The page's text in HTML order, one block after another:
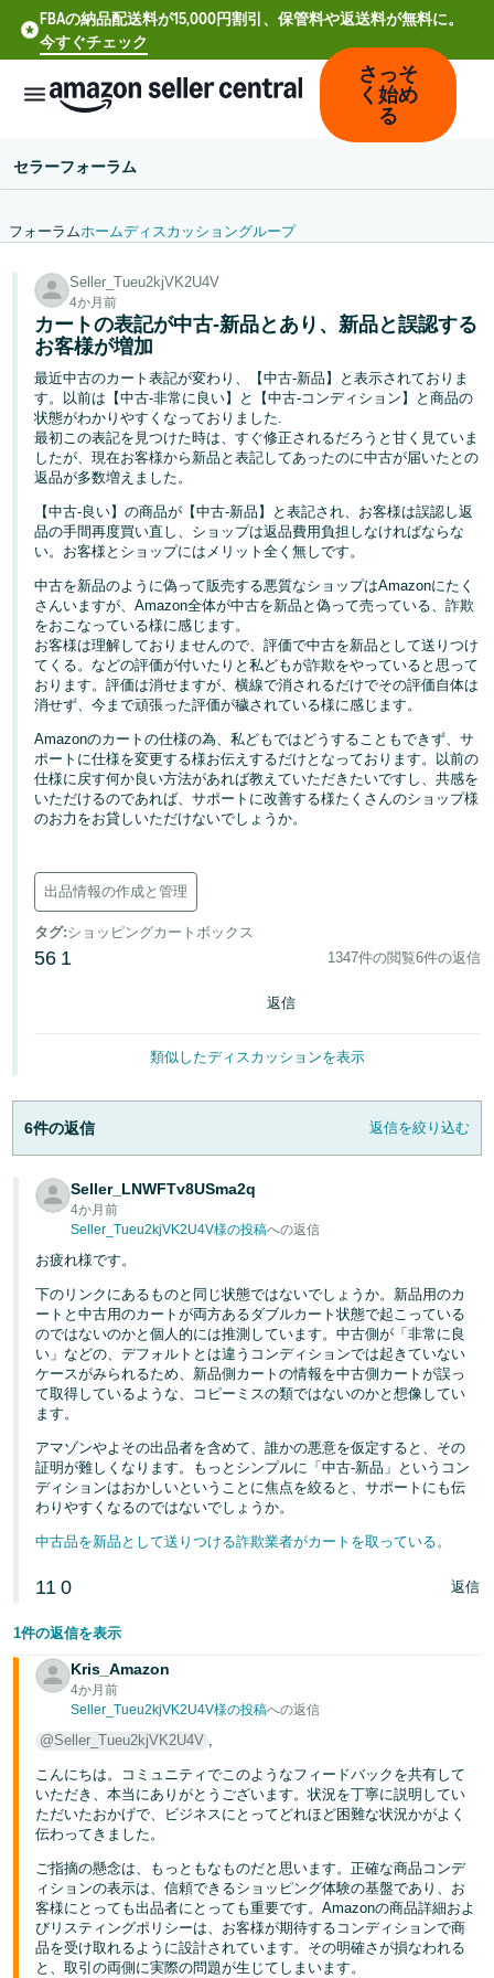
FBAの納品配送料が15,000円割引、保管料や返送料が無料に。
今すぐチェック
日
語
文
-
CN
Deutsch
- DE
Español
- ES
Français
- FR
Italiano
- IT
한
국
어
-
KR
本
語
-
JP
ロ
グ
っ
さっそ
く始め
る
セラーフォーラム
フォーラムホームディスカッショングループ
Seller_Tueu2kjVK2U4V
4か月前
カートの表記が中古-新品とあり、新品と誤認する
お客様が増加
最近中古のカート表記が変わり、【中古-新品】と表示されておりま
す。以前は【中古-非常に良い】と【中古-コンディション】と商品の
状態がわかりやすくなっておりました.
最初この表記を見つけた時は、すぐ修正されるだろうと甘く見ていま
したが、現在お客様から新品と表記してあったのに中古が届いたとの
返品が多数増えました。
【中古-良い】の商品が【中古-新品】と表記され、お客様は誤認し返
品の手間再度買い直し、ショップは返品費用負担しなければならな
い。お客様とショップにはメリット全く無しです。
中古を新品のように偽って販売する悪質なショップはAmazonにたく
さんいますが、Amazon全体が中古を新品と偽って売っている、詐欺
をおこなっている様に感じます。
お客様は理解しておりませんので、評価で中古を新品として送りつけ
てくる。などの評価が付いたりと私どもが詐欺をやっていると思って
おります。評価は消せますが、横線で消されるだけでその評価自体は
消せず、今まで頑張った評価が穢されている様に感じます。
Amazonのカートの仕様の為、私どもではどうすることもできず、サ
ポートに仕様を変更する様お伝えするだけとなっております。以前の
仕様に戻す何か良い方法があれば教えていただきたいですし、共感を
いただけるのであれば、サポートに改善する様たくさんのショップ様
のお力をお貸しいただけないでしょうか。
出品情報の作成と管理
タグ:ショッピングカートボックス
56 1 1347件の閲覧6件の返信
返信
類似したディスカッションを表示
6件の返信 返信を絞り込む
Seller_LNWFTv8USma2q
4か月前
Seller_Tueu2kjVK2U4V様の投稿への返信
お疲れ様です。
下のリンクにあるものと同じ状態ではないでしょうか。新品用のカ
ートと中古用のカートが両方あるダブルカート状態で起こっている
のではないのかと個人的には推測しています。中古側が「非常に良
い」などの、デフォルトとは違うコンディションでは起きていない
ケースがみられるため、新品側カートの情報を中古側カートが誤っ
て取得しているような、コピーミスの類ではないのかと想像してい
ます。
アマゾンやよその出品者を含めて、誰かの悪意を仮定すると、その
証明が難しくなります。もっとシンプルに「中古-新品」というコン
ディションはおかしいということに焦点を絞ると、サポートにも伝
わりやすくなるのではないでしょうか。
中古品を新品として送りつける詐欺業者がカートを取っている。
11 0 返信
1件の返信を表示
Kris_Amazon
4か月前
Seller_Tueu2kjVK2U4V様の投稿への返信
@Seller_Tueu2kjVK2U4V ,
こんにちは。コミュニティでこのようなフィードバックを共有して
いただき、本当にありがとうございます。状況を丁寧に説明してい
ただいたおかげで、ビジネスにとってどれほど困難な状況かがよく
伝わってきました。
ご指摘の懸念は、もっともなものだと思います。正確な商品コンデ
ィションの表示は、信頼できるショッピング体験の基盤であり、お
客様にとっても出品者にとっても重要です。Amazonの商品詳細およ
びリスティングポリシーは、お客様が期待するコンディションで商
品を受け取れるように設計されています。その明確さが損なわれる
と、取引の両側に実際の問題が生じてしまいます。